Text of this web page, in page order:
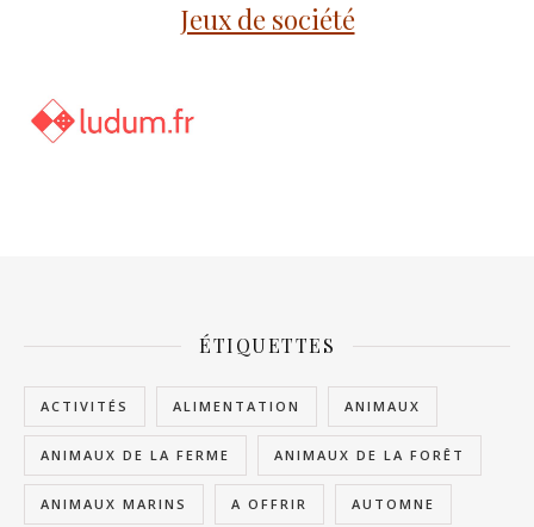
Jeux de société
ÉTIQUETTES
ACTIVITÉS ALIMENTATION ANIMAUX
ANIMAUX DE LA FERME ANIMAUX DE LA FORÊT
ANIMAUX MARINS A OFFRIR AUTOMNE